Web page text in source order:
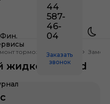
Фин.
44
587-
46-
04
Заказать
звонок
тормозной системы
жидкости Ford